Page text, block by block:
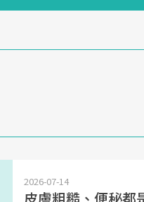
2026-07-14